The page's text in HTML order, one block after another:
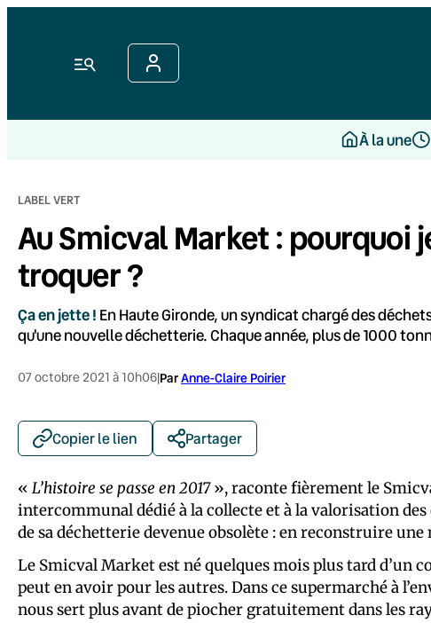
Menu
À la une
LABEL VERT
Au Smicval Market : pourquoi
troquer ?
Ça en jette ! En Haute Gironde, un syndicat chargé des
qu'une nouvelle déchetterie. Chaque année, plus de 1000
07 octobre 2021 à 10h06|ParAnne-Claire Poirier
Copier le lien Partager
« L’histoire se passe en 2017», raconte fièrement le
intercommunal dédié à la collecte et à la valorisation
de sa déchetterie devenue obsolète : en reconstruire
Le Smicval Market est né quelques mois plus tard d’un
peut en avoir pour les autres. Dans ce supermarché à
nous sert plus avant de piocher gratuitement dans les